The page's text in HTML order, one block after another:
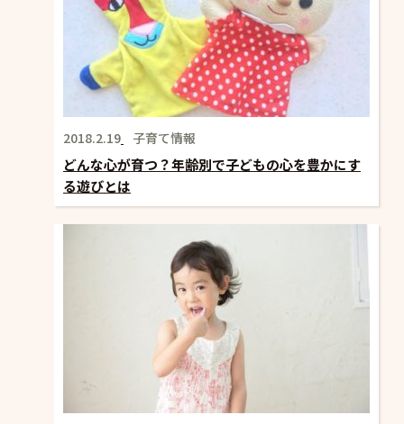
2018.2.19 子育て情報
どんな心が育つ？年齢別で子どもの心を豊かにす
る遊びとは